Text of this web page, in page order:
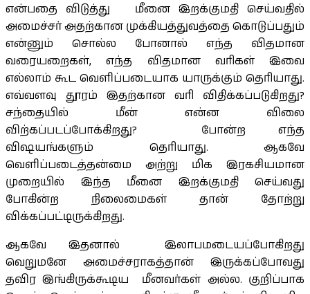
என்பதை விடுத்து மீனை இறக்குமதி செய்வதில்
அமைச்சர் அதற்கான முக்கியத்துவத்தை கொடுப்பதும்
என்னும் சொல்ல போனால் எந்த விதமான
வரையறைகள், எந்த விதமான வரிகள் இவை
எல்லாம் கூட வெளிப்படையாக யாருக்கும் தெரியாது.
எவ்வளவு தூரம் இதற்கான வரி விதிக்கப்படுகிறது?
சந்தையில் மீன் என்ன விலை
விற்கப்படப்போக்கிறது? போன்ற எந்த
விஷயங்களும் தெரியாது. ஆகவே
வெளிப்படைத்தன்மை அற்று மிக இரகசியமான
முறையில் இந்த மீனை இறக்குமதி செய்வது
போகின்ற நிலைமைகள் தான் தோற்று
விக்கப்பட்டிருக்கிறது.
ஆகவே இதனால் இலாபமடையப்போகிறது
வெறுமனே அமைச்சராகத்தான் இருக்கப்போவது
தவிர இங்கிருக்கூடிய மீனவர்கள் அல்ல. குறிப்பாக